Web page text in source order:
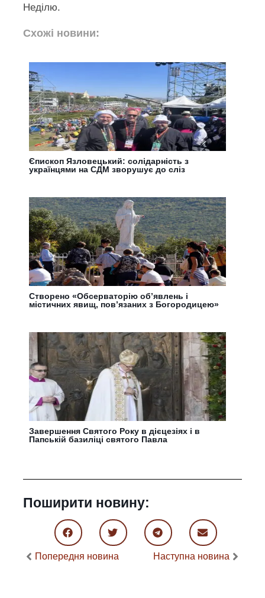
Неділю.
Схожі новини:
Єпископ Язловецький: солідарність з
українцями на СДМ зворушує до сліз
Створено «Обсерваторію об’явлень і
містичних явищ, пов’язаних з Богородицею»
Завершення Святого Року в дієцезіях і в
Папській базиліці святого Павла
Поширити новину:
Попередня новина Наступна новина